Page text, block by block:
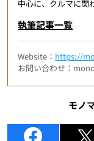
中心に、クルマに関
執筆記事一覧
Website： https://
お問い合わせ：
モノ